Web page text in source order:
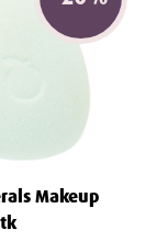
Makeup